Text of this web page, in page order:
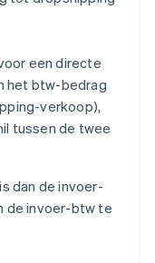
een directe
het btw-bedrag
verkoop),
tussen de twee
dan de invoer-
de invoer-btw te